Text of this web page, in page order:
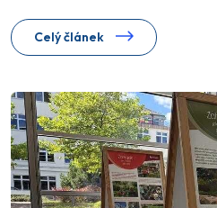
Celý článek